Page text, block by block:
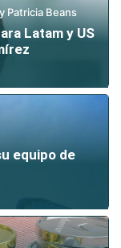
Patricia Beans
Latam y US
equipo de